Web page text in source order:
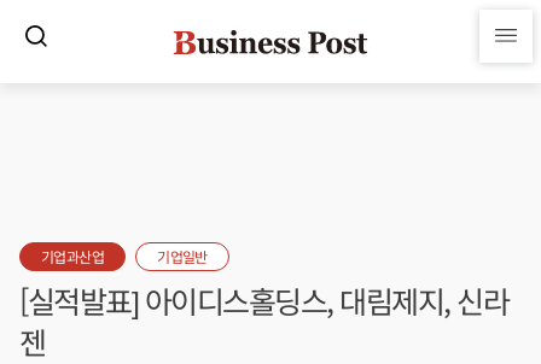
기업과산업 기업일반
[실적발표] 아이디스홀딩스, 대림제지, 신라
젠